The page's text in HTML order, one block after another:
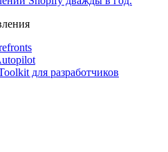
для разработчиков